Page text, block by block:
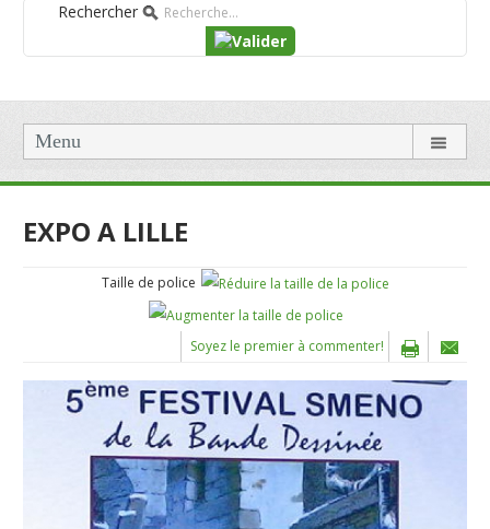
Rechercher
Menu
EXPO A LILLE
Taille de police
Soyez le premier à commenter!